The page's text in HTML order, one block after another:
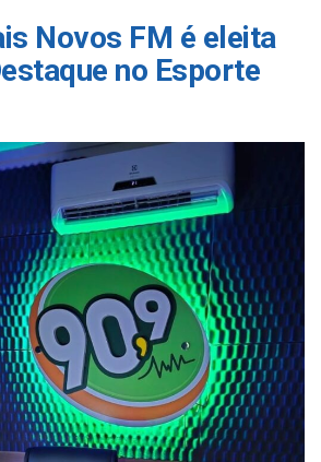
Novos FM é eleita
no Esporte